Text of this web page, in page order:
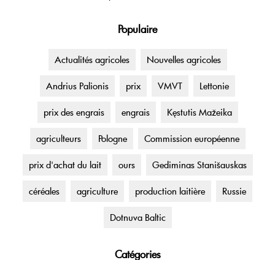
Populaire
Actualités agricoles Nouvelles agricoles
Andrius Palionis prix VMVT Lettonie
prix des engrais engrais Kęstutis Mažeika
agriculteurs Pologne Commission européenne
prix d'achat du lait ours Gediminas Stanišauskas
céréales agriculture production laitière Russie
Dotnuva Baltic
Catégories